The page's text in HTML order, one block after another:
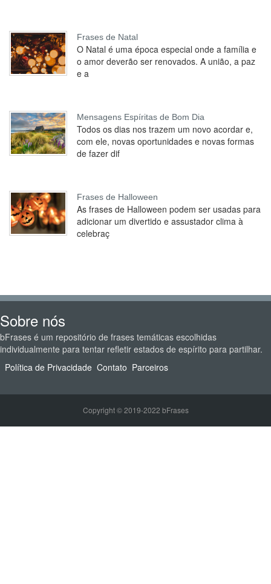
Frases de Natal
O Natal é uma época especial onde a família e
o amor deverão ser renovados. A união, a paz
e a
Mensagens Espíritas de Bom Dia
Todos os dias nos trazem um novo acordar e,
com ele, novas oportunidades e novas formas
de fazer dif
Frases de Halloween
As frases de Halloween podem ser usadas para
adicionar um divertido e assustador clima à
celebraç
Sobre nós
bFrases é um repositório de frases temáticas escolhidas
individualmente para tentar refletir estados de espírito para partilhar.
Política de Privacidade Contato Parceiros
Copyright © 2019-2022 bFrases